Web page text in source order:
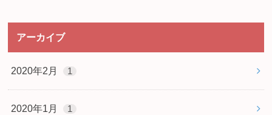
アーカイブ
2020年2月 1
2020年1月 1